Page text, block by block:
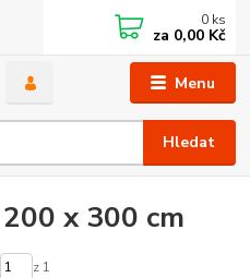
Menu
Hledat
0 ks
za 0,00 Kč
x 300 cm
z 1